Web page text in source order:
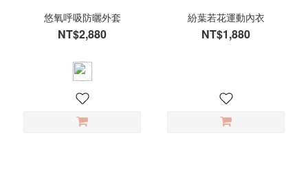
悠氧呼吸防曬外套
NT$2,880
紛葉若花運動內衣
NT$1,880